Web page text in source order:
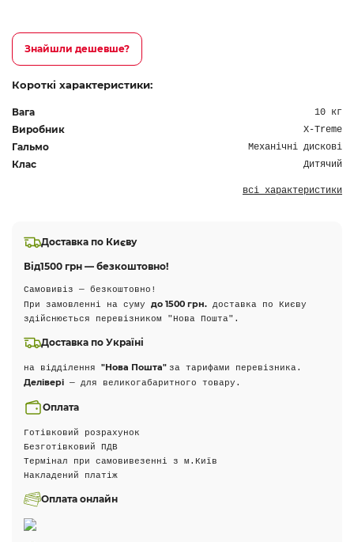
Знайшли дешевше?
Короткі характеристики:
Вага 10 кг
Виробник X-Treme
Гальмо Механічні дискові
Клас Дитячий
всі характеристики
Доставка по Києву
Від1500 грн — безкоштовно!
Самовивіз — безкоштовно!
При замовленні на суму до 1500 грн. доставка по Києву
здійснюється перевізником "Нова Пошта".
Доставка по Україні
на відділення "Нова Пошта" за тарифами перевізника.
Делівері — для великогабаритного товару.
Оплата
Готівковий розрахунок
Безготівковий ПДВ
Термінал при самовивезенні з м.Київ
Накладений платіж
Оплата онлайн